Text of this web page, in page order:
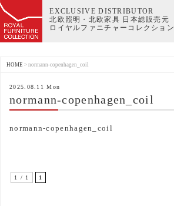
EXCLUSIVE DISTRIBUTOR
北欧照明・北欧家具 日本総販売元
ロイヤルファニチャーコレクション
HOME > normann-copenhagen_coil
2025.08.11 Mon
normann-copenhagen_coil
normann-copenhagen_coil
1 / 1 1